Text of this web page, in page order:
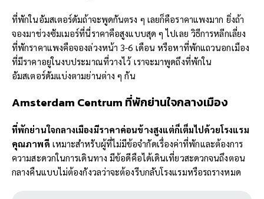
ที่พักในอัมสเตอร์ดัมถ้าจะพูดกันตรง ๆ เลยก็คือราคาแพงมาก ยิ่งถ้า
จองมาช่วงซัมเมอร์ที่นี่ราคาคือสูงแบบสุด ๆ ไปเลย วิธีการหลีกเลี่ยง
ที่พักราคาแพงคือจองล่วงหน้า 3-6 เดือน หรือหาที่พักแถวนอกเมือง
ที่มีราคาอยู่ในงบประมาณที่วางไว้ เราจะมาพูดถึงที่พักใน
อัมสเตอร์ดัมแบ่งตามย่านต่าง ๆ กัน
Amsterdam Centrum ที่พักย่านใจกลางเมือง
ที่พักย่านใจกลางเมืองมีราคาค่อนข้างสูงแต่ก็เต็มไปด้วยโรงแรม
คุณภาพดี เหมาะสำหรับผู้ที่ไม่มีข้อจำกัดเรื่องค่าที่พักและต้องการ
ความสะดวกในการเดินทาง มีข้อดีคือได้เดินเที่ยวสะดวกจนถึงตอน
กลางคืนแบบไม่ต้องกังวลว่าจะต้องรีบกลับโรงแรมหรือรถรางหมด